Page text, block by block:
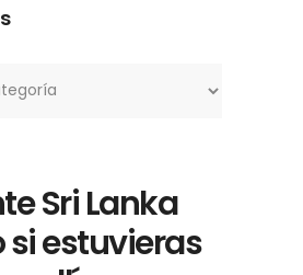
Sri Lanka
estuvieras